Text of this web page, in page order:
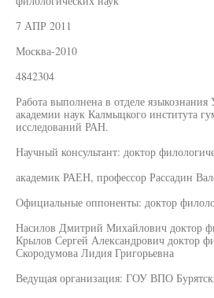
7 АПР 2011
Москва-2010
4842304
Работа выполнена в отделе
академии наук Калмыцкого института
исследований РАН.
Научный консультант: доктор
академик РАЕН, профессор Рассадин
Официальные оппоненты: доктор
Насилов Дмитрий Михайлович доктор
Крылов Сергей Александрович доктор
Скородумова Лидия Григорьевна
Ведущая организация: ГОУ ВПО